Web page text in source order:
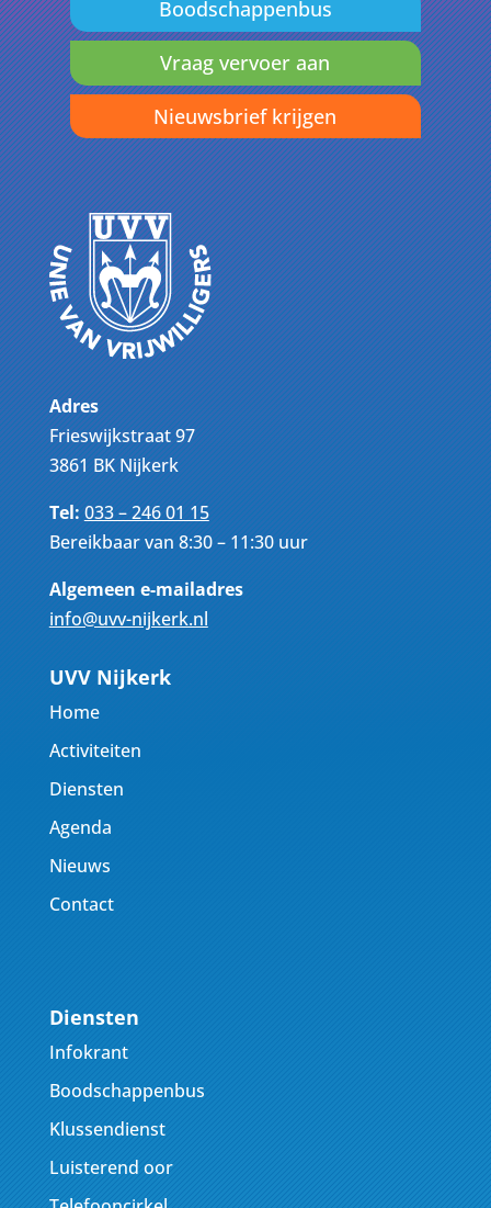
Boodschappenbus
Vraag vervoer aan
Nieuwsbrief krijgen
Adres
Frieswijkstraat 97
3861 BK Nijkerk
Tel:033 – 246 01 15
Bereikbaar van 8:30 – 11:30 uur
Algemeen e-mailadres
info@uvv-nijkerk.nl
UVV Nijkerk
Home
Activiteiten
Diensten
Agenda
Nieuws
Contact
Diensten
Infokrant
Boodschappenbus
Klussendienst
Luisterend oor